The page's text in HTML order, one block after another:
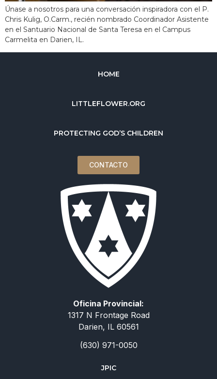
Únase a nosotros para una conversación inspiradora con el P.
Chris Kulig, O.Carm., recién nombrado Coordinador Asistente
en el Santuario Nacional de Santa Teresa en el Campus
Carmelita en Darien, IL.
HOME
LITTLEFLOWER.ORG
PROTECTING GOD’S CHILDREN
CONTACTO
Oficina Provincial:
1317 N Frontage Road
Darien, IL 60561
(630) 971-0050
JPIC